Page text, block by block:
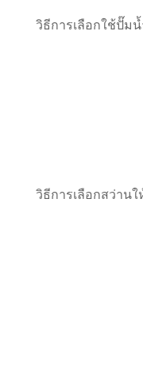
วิธีการเลือกใช้ปั๊มน้
วิธีการเลือกสว่าน